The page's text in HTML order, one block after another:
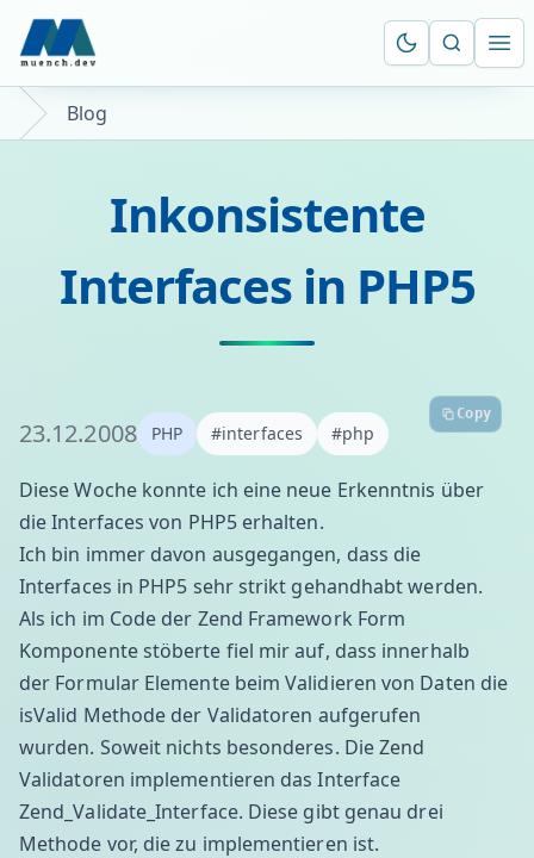
Suche
Blog
Inkonsistente
Interfaces in PHP5
23.12.2008 PHP #interfaces #php
Diese Woche konnte ich eine neue Erkenntnis über
die Interfaces von PHP5 erhalten.
Ich bin immer davon ausgegangen, dass die
Interfaces in PHP5 sehr strikt gehandhabt werden.
Als ich im Code der Zend Framework Form
Komponente stöberte fiel mir auf, dass innerhalb
der Formular Elemente beim Validieren von Daten die
isValid Methode der Validatoren aufgerufen
wurden. Soweit nichts besonderes. Die Zend
Validatoren implementieren das Interface
Zend_Validate_Interface. Diese gibt genau drei
Methode vor, die zu implementieren ist.
Copy